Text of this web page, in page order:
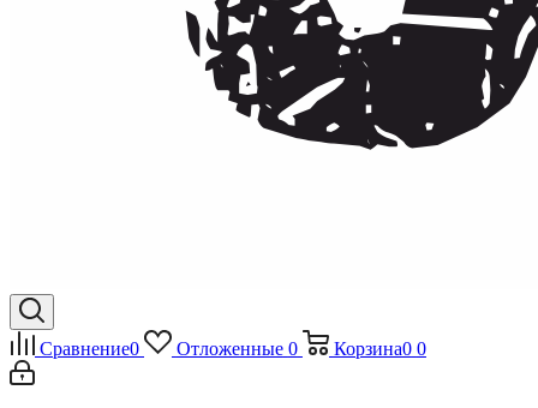
Сравнение0 Отложенные 0 Корзина0 0